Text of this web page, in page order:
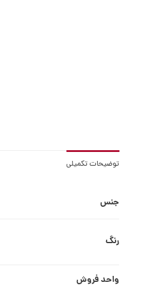
توضیحات تکمیلی
جنس
رنگ
واحد فروش